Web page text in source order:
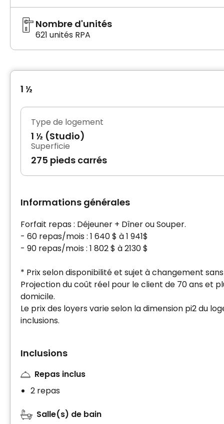
Nombre d'unités
621 unités RPA
1 ½
Type de logement
1 ½ (Studio)
Superficie
275 pieds carrés
Informations générales
Forfait repas : Déjeuner + Dîner ou Souper.
- 60 repas/mois : 1 640 $ à 1 941$
- 90 repas/mois : 1 802 $ à 2130 $
* Prix selon disponibilité et sujet à changement
Projection du coût réel pour le client de 70 ans et
domicile.
Le prix des loyers varie selon la dimension pi2 du
inclusions.
Inclusions
Repas inclus
2 repas
Salle(s) de bain